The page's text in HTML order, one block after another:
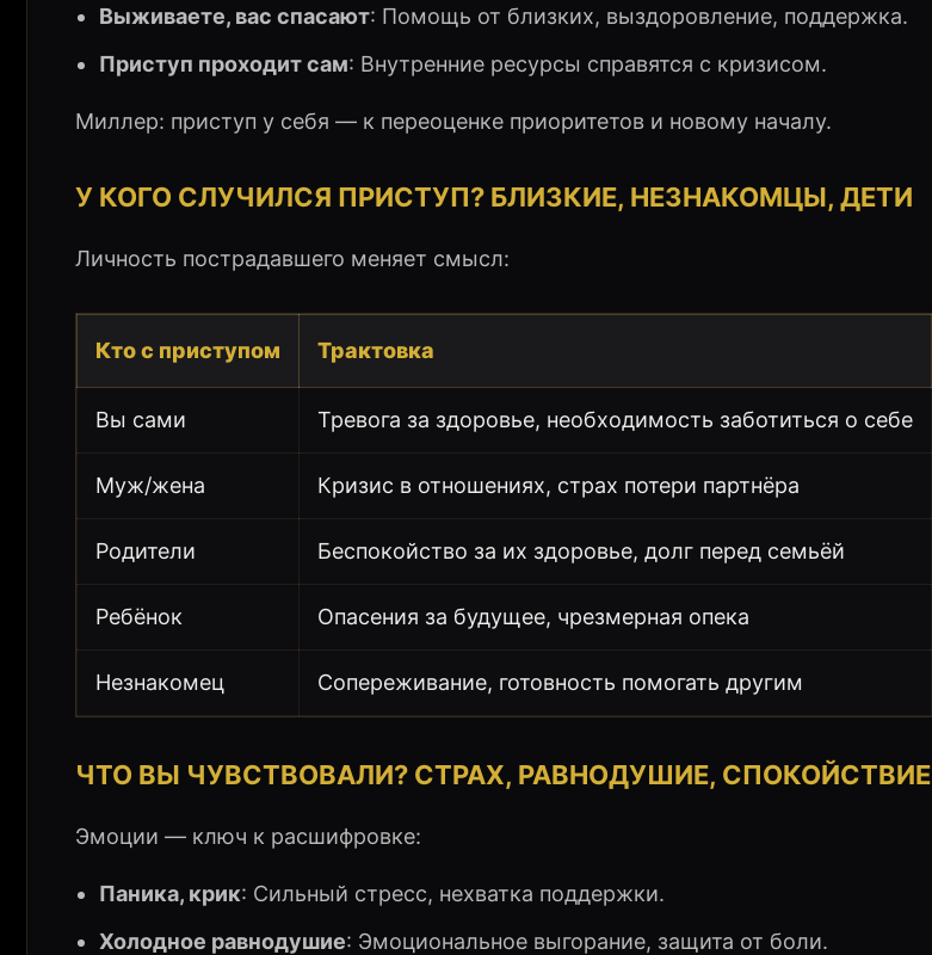
Выживаете, вас спасают: Помощь от близких, выздоровление, поддержка.
Приступ проходит сам: Внутренние ресурсы справятся с кризисом.
Миллер: приступ у себя — к переоценке приоритетов и новому началу.
У КОГО СЛУЧИЛСЯ ПРИСТУП? БЛИЗКИЕ, НЕЗНАКОМЦЫ, ДЕТИ
Личность пострадавшего меняет смысл:
Кто с приступом Трактовка
Вы сами Тревога за здоровье, необходимость заботиться о себе
Муж/жена Кризис в отношениях, страх потери партнёра
Родители Беспокойство за их здоровье, долг перед семьёй
Ребёнок Опасения за будущее, чрезмерная опека
Незнакомец Сопереживание, готовность помогать другим
ЧТО ВЫ ЧУВСТВОВАЛИ? СТРАХ, РАВНОДУШИЕ, СПОКОЙСТВИЕ
Эмоции — ключ к расшифровке:
Паника, крик: Сильный стресс, нехватка поддержки.
Холодное равнодушие: Эмоциональное выгорание, защита от боли.